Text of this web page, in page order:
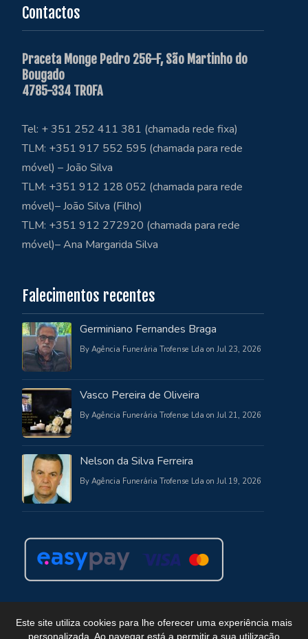
Este site utiliza cookies para lhe oferecer uma experiência mais
personalizada. Ao navegar está a permitir a sua utilização
Contactos
Praceta Monge Pedro 256-F, São Martinho do
Bougado
4785-334 TROFA
Tel: + 351 252 411 381 (chamada rede fixa)
TLM: +351 917 552 595 (chamada para rede
móvel) – João Silva
TLM: +351 912 128 052 (chamada para rede
móvel)– João Silva (Filho)
TLM: +351 912 272920 (chamada para rede
móvel)– Ana Margarida Silva
Falecimentos recentes
Germiniano Fernandes Braga
By Agência Funerária Trofense Lda on Jul 23, 2026
Vasco Pereira de Oliveira
By Agência Funerária Trofense Lda on Jul 21, 2026
Nelson da Silva Ferreira
By Agência Funerária Trofense Lda on Jul 19, 2026